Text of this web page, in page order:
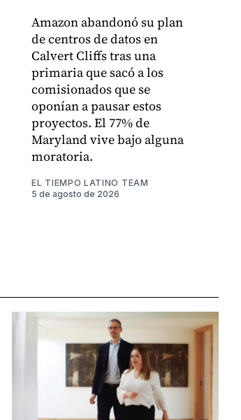
Amazon abandonó su plan
de centros de datos en
Calvert Cliffs tras una
primaria que sacó a los
comisionados que se
oponían a pausar estos
proyectos. El 77% de
Maryland vive bajo alguna
moratoria.
EL TIEMPO LATINO TEAM
5 de agosto de 2026